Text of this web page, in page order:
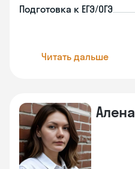
Подготовка к ЕГЭ/ОГЭ
Читать дальше
Алена